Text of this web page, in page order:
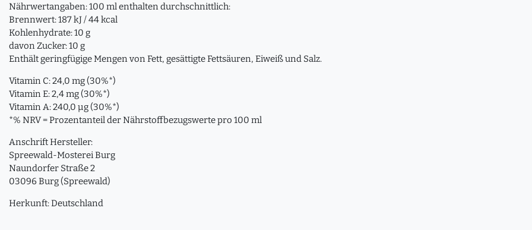
Nährwertangaben: 100 ml enthalten durchschnittlich:
Brennwert: 187 kJ / 44 kcal
Kohlenhydrate: 10 g
davon Zucker: 10 g
Enthält geringfügige Mengen von Fett, gesättigte Fettsäuren, Eiweiß und Salz.
Vitamin C: 24,0 mg (30%*)
Vitamin E: 2,4 mg (30%*)
Vitamin A: 240,0 µg (30%*)
*% NRV = Prozentanteil der Nährstoffbezugswerte pro 100 ml
Anschrift Hersteller:
Spreewald-Mosterei Burg
Naundorfer Straße 2
03096 Burg (Spreewald)
Herkunft: Deutschland